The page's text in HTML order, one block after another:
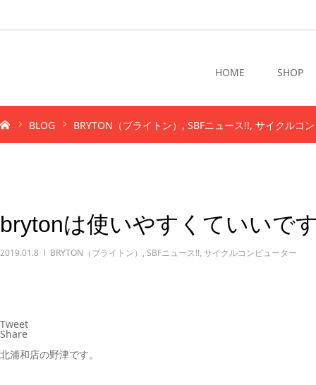
HOME SHOP
BLOG BRYTON（ブライトン） SBFニュース!! サイクルコ
brytonは使いやすくていいで
2019.01.8 BRYTON（ブライトン） , SBFニュース!!, サイクルコンピューター
Tweet
Share
北浦和店の野津です。